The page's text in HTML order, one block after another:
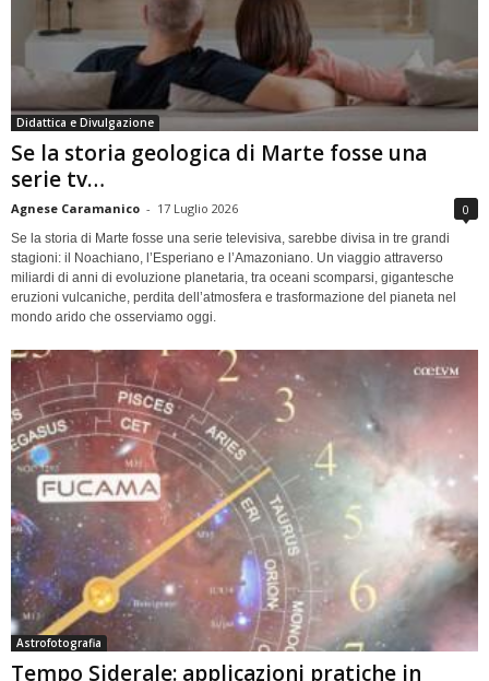
Didattica e Divulgazione
Se la storia geologica di Marte fosse una
serie tv…
Agnese Caramanico - 17 Luglio 2026 0
Se la storia di Marte fosse una serie televisiva, sarebbe divisa in tre grandi
stagioni: il Noachiano, l’Esperiano e l’Amazoniano. Un viaggio attraverso
miliardi di anni di evoluzione planetaria, tra oceani scomparsi, gigantesche
eruzioni vulcaniche, perdita dell’atmosfera e trasformazione del pianeta nel
mondo arido che osserviamo oggi.
Astrofotografia
Tempo Siderale: applicazioni pratiche in